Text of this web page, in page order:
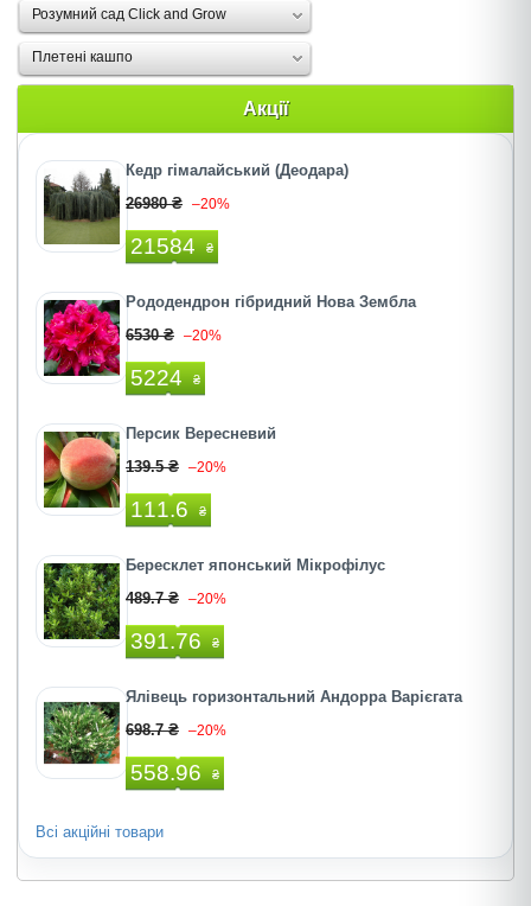
Розумний сад Click and Grow
Плетені кашпо
Акції
Кедр гімалайський (Деодара)
26980 ₴ –20%
21584 ₴
Рододендрон гібридний Нова Зембла
6530 ₴ –20%
5224 ₴
Персик Вересневий
139.5 ₴ –20%
111.6 ₴
Бересклет японський Мікрофілус
489.7 ₴ –20%
391.76 ₴
Ялівець горизонтальний Андорра Варієгата
698.7 ₴ –20%
558.96 ₴
Всі акційні товари